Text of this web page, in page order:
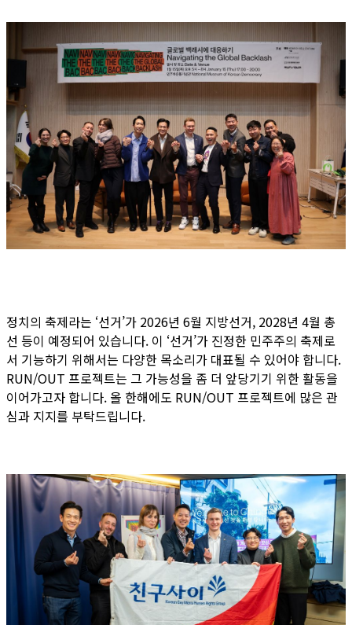
정치의 축제라는 ‘선거’가 2026년 6월 지방선거, 2028년 4월 총
선 등이 예정되어 있습니다. 이 ‘선거’가 진정한 민주주의 축제로
서 기능하기 위해서는 다양한 목소리가 대표될 수 있어야 합니다.
RUN/OUT 프로젝트는 그 가능성을 좀 더 앞당기기 위한 활동을
이어가고자 합니다. 올 한해에도 RUN/OUT 프로젝트에 많은 관
심과 지지를 부탁드립니다.